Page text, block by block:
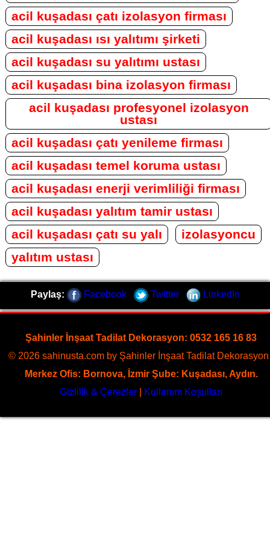
acil kuşadası çatı izolasyon firması
acil kuşadası ısı yalıtımı şirketi
acil kuşadası su yalıtımı ustası
acil kuşadası bina izolasyon firması
acil kuşadası profesyonel izolasyon
ustası
acil kuşadası çatı yenileme firması
acil kuşadası temel koruma ustası
acil kuşadası enerji verimliliği firması
acil kuşadası yalıtım tamir ustası
acil kuşadası çatı su yalı
izolasyoncu
yalıtım ustası
Paylaş: Facebook Twitter LinkedIn
Şahinler İnşaat Tadilat Dekorasyon: 0532 165 16 83
© 2026 sahinusta.com by Şahinler İnşaat Tadilat
Merkez Ofis: Bornova, İzmir Şube: Kuşadası, Aydın.
Gizlilik & Çerezler
Kullanım Koşulları